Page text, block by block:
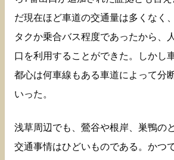
だ現在ほど車道の交通量は多くなく
タクか乗合バス程度であったから、
口を利用することができた。しかし
都心は何車線もある車道によって分
いった。
浅草周辺でも、鶯谷や根岸、巣鴨の
交通事情はひどいものである。かつ